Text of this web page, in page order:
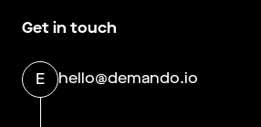
Get in touch
E hello@demando.io